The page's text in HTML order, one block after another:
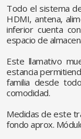
Todo el sistema
HDMI, antena,
inferior cuenta
espacio de
Este llamativo
estancia
familia desde
comodidad.
Medidas de este
fondo aprox.